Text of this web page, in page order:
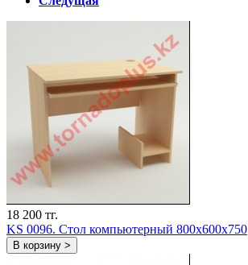
18 200 тг.
KS 0096. Стол компьютерный 800х600х750
В корзину >